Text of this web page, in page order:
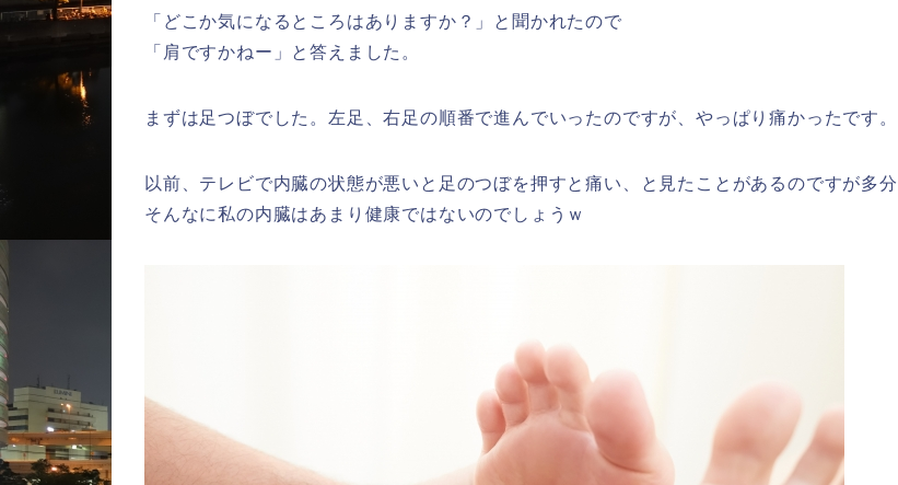
「どこか気になるところはありますか？」と聞かれたので
「肩ですかねー」と答えました。
まずは足つぼでした。左足、右足の順番で進んでいったのですが、やっぱり痛かったです。
以前、テレビで内臓の状態が悪いと足のつぼを押すと痛い、と見たことがあるのですが多分
そんなに私の内臓はあまり健康ではないのでしょうｗ